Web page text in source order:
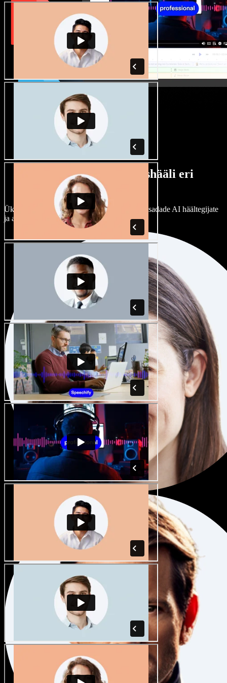
Lai valik mees- ja naishääli eri
aktsentidega
Ükski projekt ei pea kõlama ühtemoodi. Vali sadade AI häältegijate
ja aktsentide hulgast ning kohanda neid.